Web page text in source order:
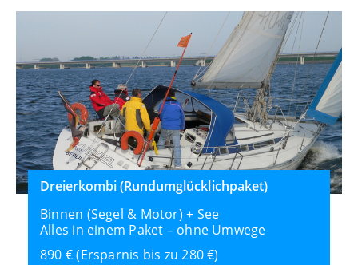
Dreierkombi (Rundumglücklichpaket)
Binnen (Segel & Motor) + See
Alles in einem Paket – ohne Umwege
890 € (Ersparnis bis zu 280 €)